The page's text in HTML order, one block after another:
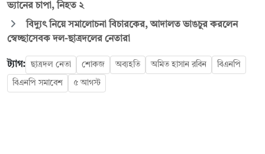
ভ্যানের চাপা, নিহত ২
বিদ্যুৎ নিয়ে সমালোচনা বিচারকের, আদালত ভাঙচুর করলেন
স্বেচ্ছাসেবক দল-ছাত্রদলের নেতারা
ট্যাগ: ছাত্রদল নেতা শোকজ অব্যহতি অমিত হাসান রবিন বিএনপি
বিএনপি সমাবেশ ৫ আগস্ট